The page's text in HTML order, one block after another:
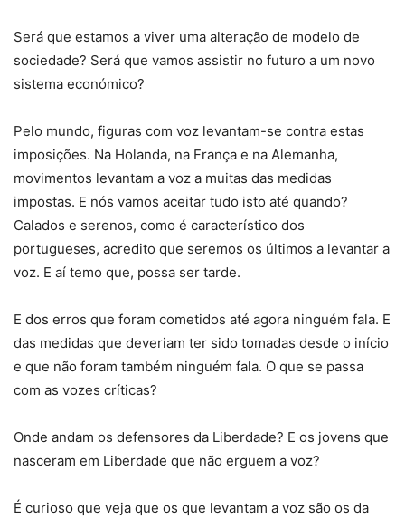
Será que estamos a viver uma alteração de modelo de
sociedade? Será que vamos assistir no futuro a um novo
sistema económico?
Pelo mundo, figuras com voz levantam-se contra estas
imposições. Na Holanda, na França e na Alemanha,
movimentos levantam a voz a muitas das medidas
impostas. E nós vamos aceitar tudo isto até quando?
Calados e serenos, como é característico dos
portugueses, acredito que seremos os últimos a levantar a
voz. E aí temo que, possa ser tarde.
E dos erros que foram cometidos até agora ninguém fala. E
das medidas que deveriam ter sido tomadas desde o início
e que não foram também ninguém fala. O que se passa
com as vozes críticas?
Onde andam os defensores da Liberdade? E os jovens que
nasceram em Liberdade que não erguem a voz?
É curioso que veja que os que levantam a voz são os da